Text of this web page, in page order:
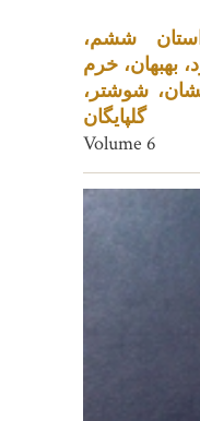
ششم،
بهبهان، خرم
شوشتر،
گلپایگان
Volume 6